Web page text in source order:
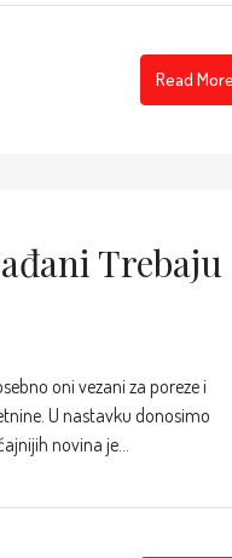
Read More
Trebaju
oni vezani za poreze i
U nastavku donosimo
novina je...